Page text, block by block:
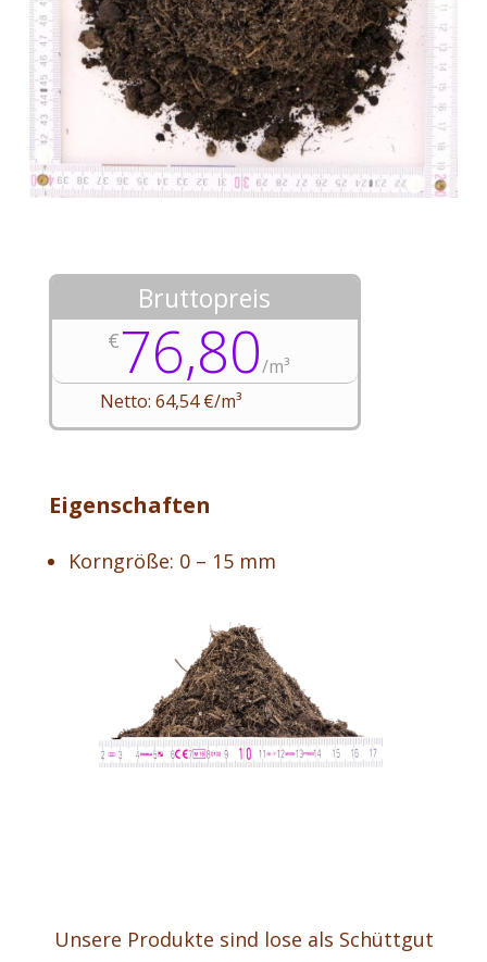
Bruttopreis
€76,80/m³
Netto: 64,54 €/m³
Eigenschaften
Korngröße: 0 – 15 mm
Unsere Produkte sind lose als Schüttgut